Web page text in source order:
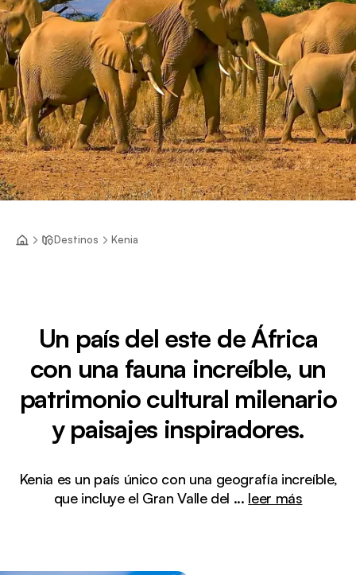
Destinos Kenia
Un país del este de África
con una fauna increíble, un
patrimonio cultural milenario
y paisajes inspiradores.
Kenia es un país único con una geografía increíble,
que incluye el Gran Valle del ... leer más